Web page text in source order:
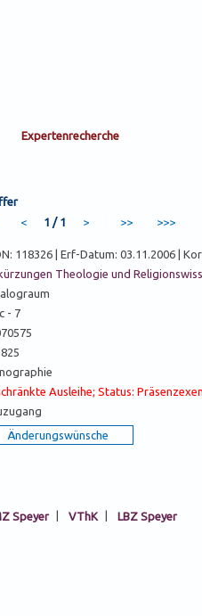
1 / 1
118326 | Erf-Datum: 03.11.2006 |
Theologie und
- 7
Ausleihe; Status:
Speyer VThK LBZ Speyer